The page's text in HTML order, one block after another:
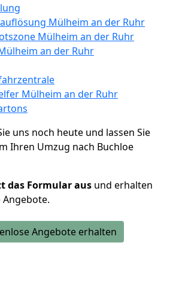
Mülheim an der Ruhr
Mülheim an der Ruhr
an der Ruhr
Mülheim an der Ruhr
uns noch heute und lassen Sie
Ihren Umzug nach Buchloe
das Formular aus und erhalten
Angebote.
Angebote erhalten